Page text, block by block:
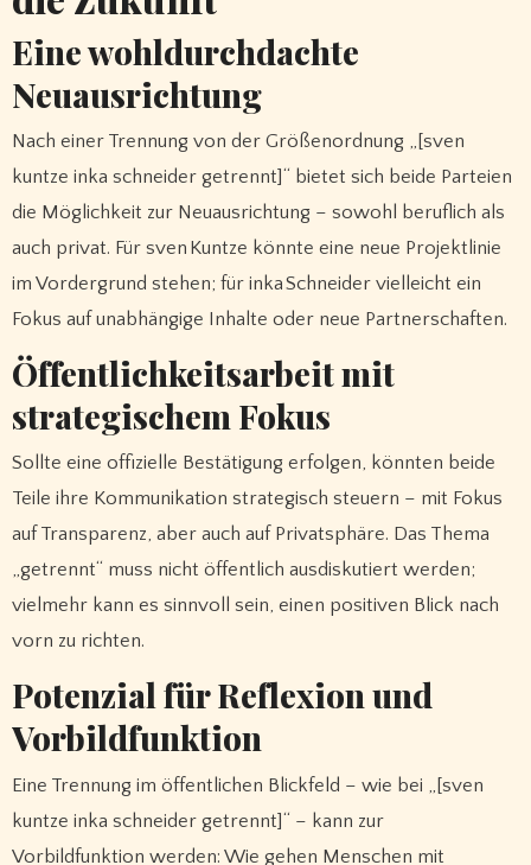
Eine wohldurchdachte
Neuausrichtung
Nach einer Trennung von der Größenordnung „[sven
kuntze inka schneider getrennt]“ bietet sich beide Parteien
die Möglichkeit zur Neuausrichtung – sowohl beruflich als
auch privat. Für sven Kuntze könnte eine neue Projektlinie
im Vordergrund stehen; für inka Schneider vielleicht ein
Fokus auf unabhängige Inhalte oder neue Partnerschaften.
Öffentlichkeitsarbeit mit
strategischem Fokus
Sollte eine offizielle Bestätigung erfolgen, könnten beide
Teile ihre Kommunikation strategisch steuern – mit Fokus
auf Transparenz, aber auch auf Privatsphäre. Das Thema
„getrennt“ muss nicht öffentlich ausdiskutiert werden;
vielmehr kann es sinnvoll sein, einen positiven Blick nach
vorn zu richten.
Potenzial für Reflexion und
Vorbildfunktion
Eine Trennung im öffentlichen Blickfeld – wie bei „[sven
kuntze inka schneider getrennt]“ – kann zur
Vorbildfunktion werden: Wie gehen Menschen mit